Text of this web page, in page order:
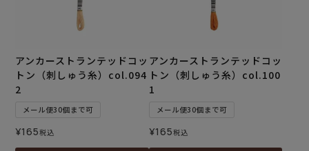
アンカーストランテッドコッ
トン（刺しゅう糸）col.094
2
メール便30個まで可
¥165税込
アンカーストランテッドコッ
トン（刺しゅう糸）col.100
1
メール便30個まで可
¥165税込